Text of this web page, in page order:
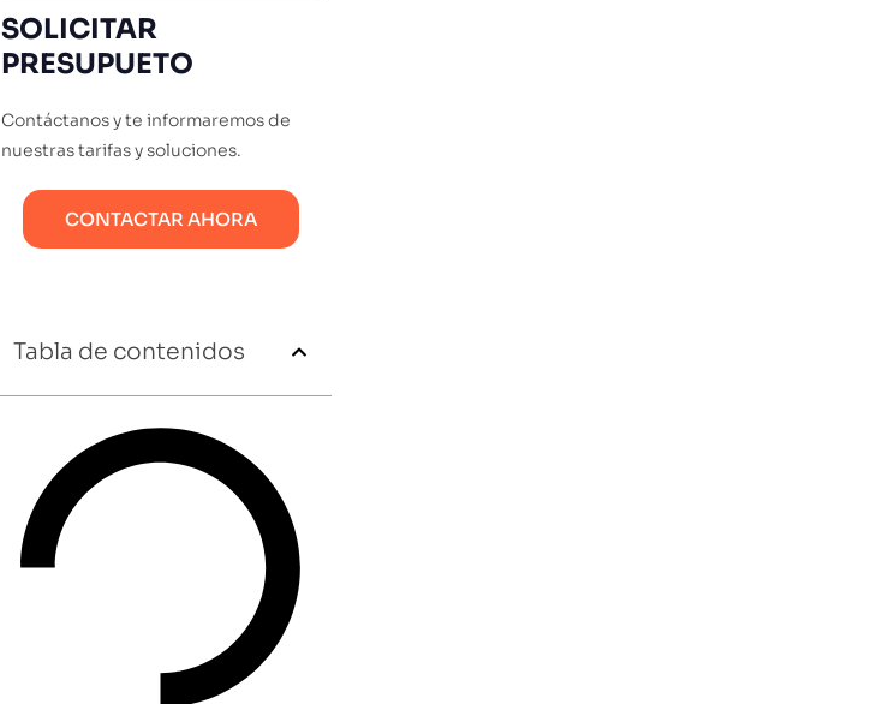
SOLICITAR
PRESUPUETO
Contáctanos y te informaremos de
nuestras tarifas y soluciones.
CONTACTAR AHORA
Tabla de contenidos